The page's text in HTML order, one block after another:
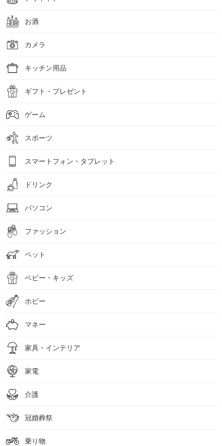
お酒
カメラ
キッチン用品
ギフト・プレゼント
ゲーム
スポーツ
スマートフォン・タブレット
ドリンク
パソコン
ファッション
ペット
ベビー・キッズ
ホビー
マネー
家具・インテリア
家電
介護
冠婚葬祭
乗り物